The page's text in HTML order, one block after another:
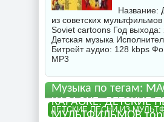
Название:
из советских
Soviet cartoons Год
Детская музыка
Битрейт аудио: 128 kbps
MP3
Музыка по тегам:
КАРАОКЕ: ДЕТСКИЕ
МУЛЬТФИЛЬМОВ
ДЕТСКИЕ ПЕСНИ ИЗ